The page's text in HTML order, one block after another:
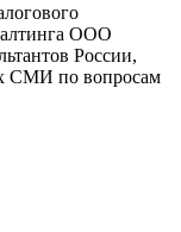
ООО
России,
СМИ по вопросам